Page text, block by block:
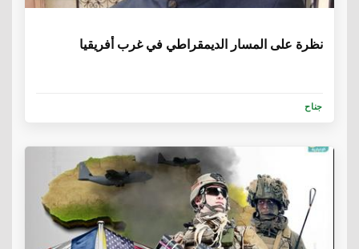
نظرة على المسار الديمقراطي في غرب أفريقيا
جناح